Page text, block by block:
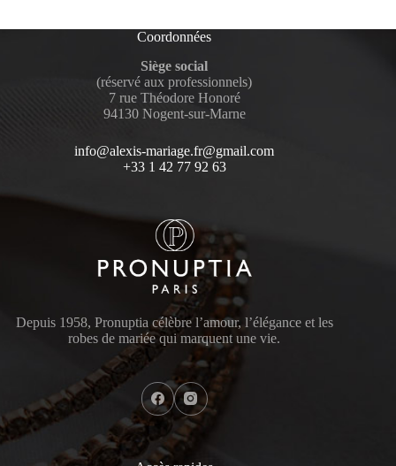
Coordonnées
Siège social
(réservé aux professionnels)
7 rue Théodore Honoré
94130 Nogent-sur-Marne
info@alexis-mariage.fr@gmail.com
+33 1 42 77 92 63
Depuis 1958, Pronuptia célèbre l’amour, l’élégance et les
robes de mariée qui marquent une vie.